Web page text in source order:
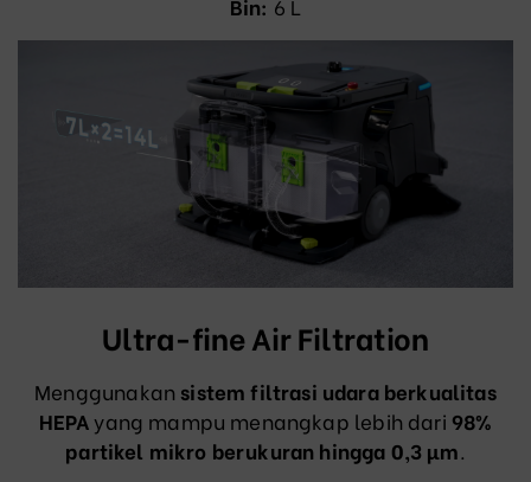
Bin: 6 L
Ultra-fine Air Filtration
Menggunakan sistem filtrasi udara berkualitas
HEPA yang mampu menangkap lebih dari 98%
partikel mikro berukuran hingga 0,3 µm.